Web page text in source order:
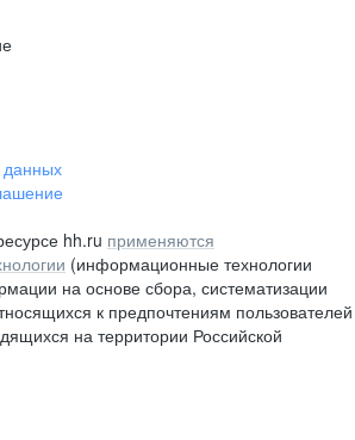
hh.ru применяются
(информационные технологии
на основе сбора, систематизации
к предпочтениям пользователей
на территории Российской